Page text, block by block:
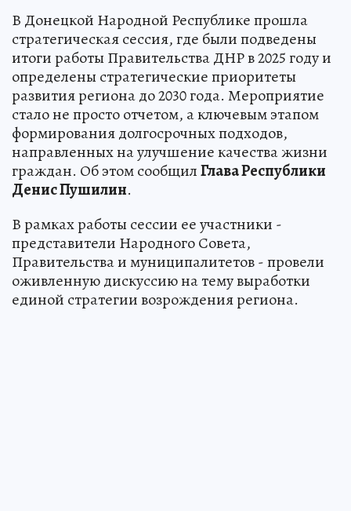
В Донецкой Народной Республике прошла
стратегическая сессия, где были подведены
итоги работы Правительства ДНР в 2025 году и
определены стратегические приоритеты
развития региона до 2030 года. Мероприятие
стало не просто отчетом, а ключевым этапом
формирования долгосрочных подходов,
направленных на улучшение качества жизни
граждан. Об этом сообщилГлава Республики
Денис Пушилин.
В рамках работы сессии ее участники -
представители Народного Совета,
Правительства и муниципалитетов - провели
оживленную дискуссию на тему выработки
единой стратегии возрождения региона.